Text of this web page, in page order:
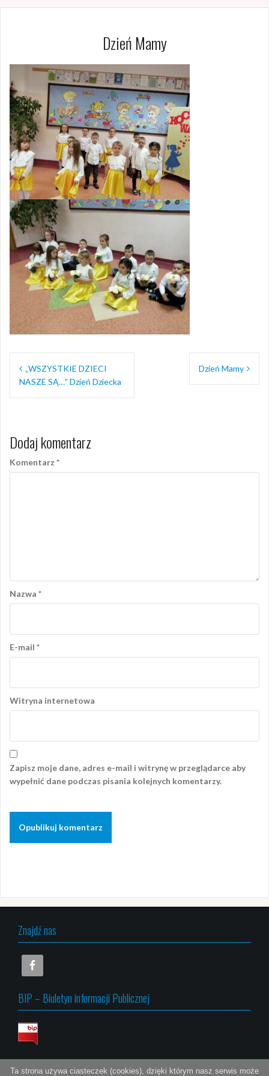
Dzień Mamy
Nawigacja
wpisu
„WSZYSTKIE DZIECI
NASZE SĄ…” Dzień Dziecka
Dzień Mamy
Dodaj komentarz
Komentarz *
Nazwa *
E-mail *
Witryna internetowa
Zapisz moje dane, adres e-mail i witrynę w przeglądarce aby
wypełnić dane podczas pisania kolejnych komentarzy.
Znajdź nas
BIP – Biuletyn informacji Publicznej
Ta strona używa ciasteczek (cookies), dzięki którym nasz serwis może